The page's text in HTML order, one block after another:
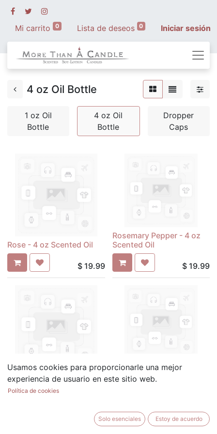
Mi carrito 0 Lista de deseos 0 Iniciar sesión
4 oz Oil Bottle
1 oz Oil
Bottle
4 oz Oil
Bottle
Dropper
Caps
Rose - 4 oz Scented Oil
$ 19.99
Rosemary Pepper - 4 oz
Scented Oil
$ 19.99
Sage - 4 oz Scented Oil
Sage & Mint - 4 oz
Scented Oil
Usamos cookies para proporcionarle una mejor
experiencia de usuario en este sitio web.
Política de cookies
Solo esenciales Estoy de acuerdo